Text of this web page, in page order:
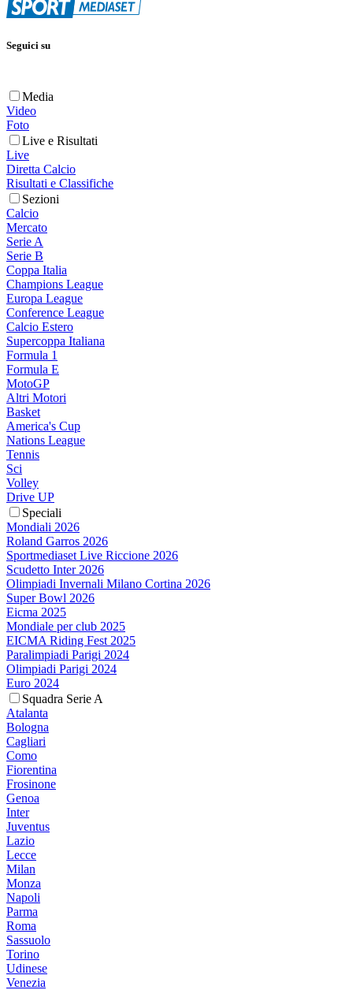
Seguici su
Media
Video
Foto
Live e Risultati
Live
Diretta Calcio
Risultati e Classifiche
Sezioni
Calcio
Mercato
Serie A
Serie B
Coppa Italia
Champions League
Europa League
Conference League
Calcio Estero
Supercoppa Italiana
Formula 1
Formula E
MotoGP
Altri Motori
Basket
America's Cup
Nations League
Tennis
Sci
Volley
Drive UP
Speciali
Mondiali 2026
Roland Garros 2026
Sportmediaset Live Riccione 2026
Scudetto Inter 2026
Olimpiadi Invernali Milano Cortina 2026
Super Bowl 2026
Eicma 2025
Mondiale per club 2025
EICMA Riding Fest 2025
Paralimpiadi Parigi 2024
Olimpiadi Parigi 2024
Euro 2024
Squadra Serie A
Atalanta
Bologna
Cagliari
Como
Fiorentina
Frosinone
Genoa
Inter
Juventus
Lazio
Lecce
Milan
Monza
Napoli
Parma
Roma
Sassuolo
Torino
Udinese
Venezia